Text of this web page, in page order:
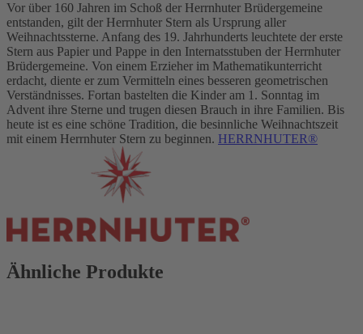
Vor über 160 Jahren im Schoß der Herrnhuter Brüdergemeine
entstanden, gilt der Herrnhuter Stern als Ursprung aller
Weihnachtssterne. Anfang des 19. Jahrhunderts leuchtete der erste
Stern aus Papier und Pappe in den Internatsstuben der Herrnhuter
Brüdergemeine. Von einem Erzieher im Mathematikunterricht
erdacht, diente er zum Vermitteln eines besseren geometrischen
Verständnisses. Fortan bastelten die Kinder am 1. Sonntag im
Advent ihre Sterne und trugen diesen Brauch in ihre Familien. Bis
heute ist es eine schöne Tradition, die besinnliche Weihnachtszeit
mit einem Herrnhuter Stern zu beginnen. HERRNHUTER®
Ähnliche Produkte